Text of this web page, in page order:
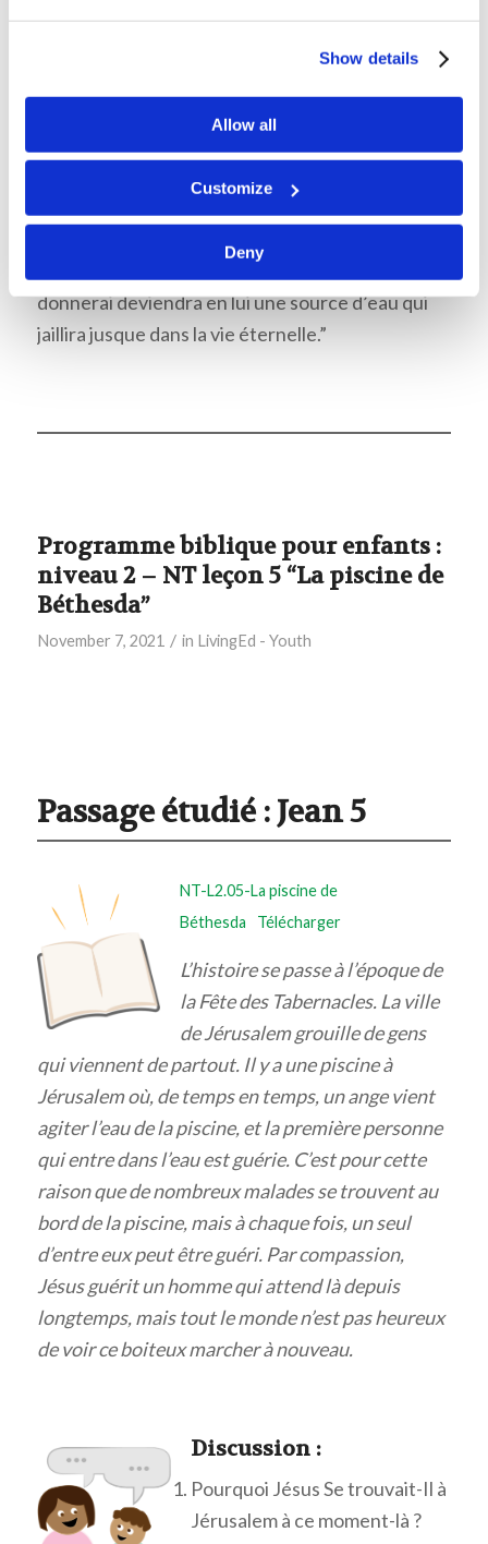
Show details
Allow all
Customize
Deny
Jean 4:13-14
je lui donnerai n’aura jamais soif, et l’eau que je lui
donnerai deviendra en lui une source d’eau qui
jaillira jusque dans la vie éternelle.”
Programme biblique pour enfants :
niveau 2 – NT leçon 5 “La piscine de
Béthesda”
November 7, 2021 / in LivingEd - Youth
Passage étudié :Jean 5
NT-L2.05-La piscine de
Béthesda
Télécharger
L’histoire se passe à l’époque de
la Fête des Tabernacles. La ville
de Jérusalem grouille de gens
qui viennent de partout. Il y a une piscine à
Jérusalem où, de temps en temps, un ange vient
agiter l’eau de la piscine, et la première personne
qui entre dans l’eau est guérie. C’est pour cette
raison que de nombreux malades se trouvent au
bord de la piscine, mais à chaque fois, un seul
d’entre eux peut être guéri. Par compassion,
Jésus guérit un homme qui attend là depuis
longtemps, mais tout le monde n’est pas heureux
de voir ce boiteux marcher à nouveau.
Discussion :
Pourquoi Jésus Se trouvait-Il à
Jérusalem à ce moment-là ?